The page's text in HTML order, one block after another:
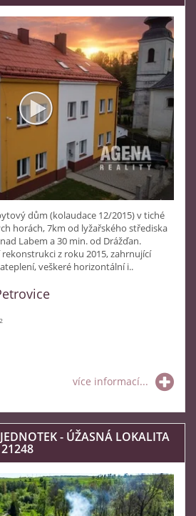
dům (kolaudace 12/2015) v tiché
horách, 7km od lyžařského střediska
Labem a 30 min. od Drážďan.
z roku 2015, zahrnující
veškeré horizontální i..
více informací...
- ÚŽASNÁ LOKALITA
21248